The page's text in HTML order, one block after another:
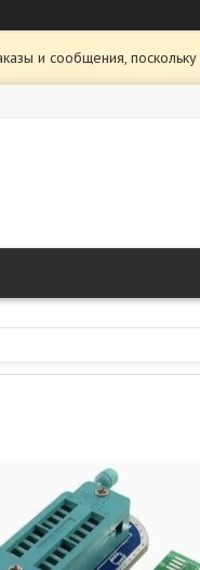
и сообщения,